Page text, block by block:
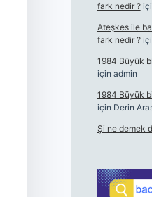
fark nedir ?
Ateşkes ile
fark nedir ?
1984 Büyük
için admin
1984 Büyük
için Derin
Şi ne demek